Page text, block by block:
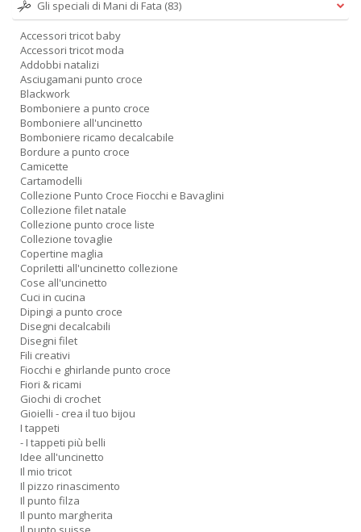
Gli speciali di Mani di Fata (83)
Accessori tricot baby
Accessori tricot moda
Addobbi natalizi
Asciugamani punto croce
Blackwork
Bomboniere a punto croce
Bomboniere all'uncinetto
Bomboniere ricamo decalcabile
Bordure a punto croce
Camicette
Cartamodelli
Collezione Punto Croce Fiocchi e Bavaglini
Collezione filet natale
Collezione punto croce liste
Collezione tovaglie
Copertine maglia
Copriletti all'uncinetto collezione
Cose all'uncinetto
Cuci in cucina
Dipingi a punto croce
Disegni decalcabili
Disegni filet
Fili creativi
Fiocchi e ghirlande punto croce
Fiori & ricami
Giochi di crochet
Gioielli - crea il tuo bijou
I tappeti
- I tappeti più belli
Idee all'uncinetto
Il mio tricot
Il pizzo rinascimento
Il punto filza
Il punto margherita